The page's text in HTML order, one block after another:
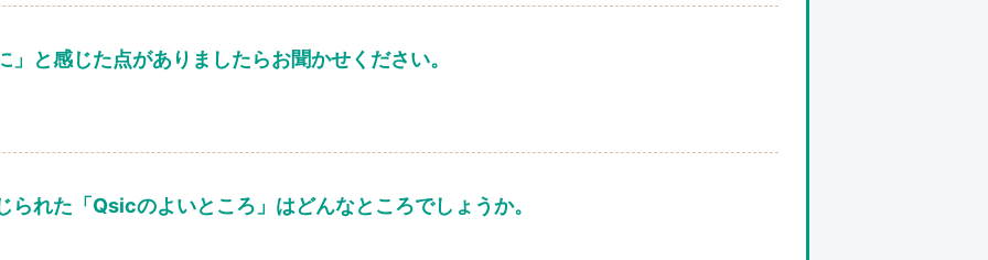
と感じた点がありましたらお聞かせください。
れた「Qsicのよいところ」はどんなところでしょうか。